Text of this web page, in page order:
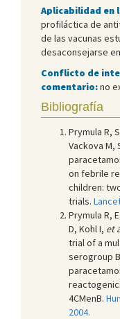
Aplicabilidad en
profiláctica de
de las vacunas
desaconsejarse
Conflicto de
comentario:no
Bibliografía
Prymula R,
Vackova M,
on febrile
children:
trials.
Prymula R,
D, Kohl I, et
trial of a
serogroup
4CMenB.
2004.